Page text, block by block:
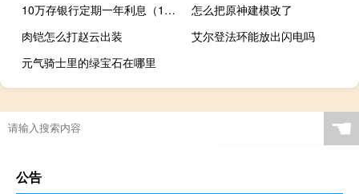
10万存银行定期一年利息（10万存银行定期一年利息是多少?）
怎么把原神建模改了
肉铠怎么打赵云出装
艾尔登法环能放出闪电吗
元气骑士里的绿宝石在哪里
☚
公告